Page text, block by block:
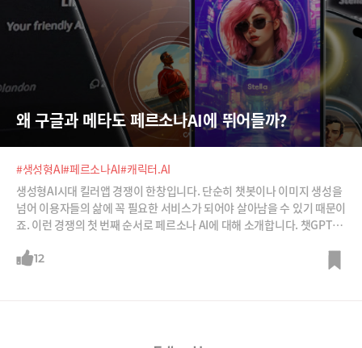
왜 구글과 메타도 페르소나AI에 뛰어들까?
#생성형AI#페르소나AI#캐릭터.AI
생성형AI시대 킬러앱 경쟁이 한창입니다. 단순히 챗봇이나 이미지 생성을
넘어 이용자들의 삶에 꼭 필요한 서비스가 되어야 살아남을 수 있기 때문이
죠. 이런 경쟁의 첫 번째 순서로 페르소나 AI에 대해 소개합니다. 챗GPT나
서비스도 아니지만 이용자들은 두 배가 넘는 시간을 이 서비스에서 보내고
12